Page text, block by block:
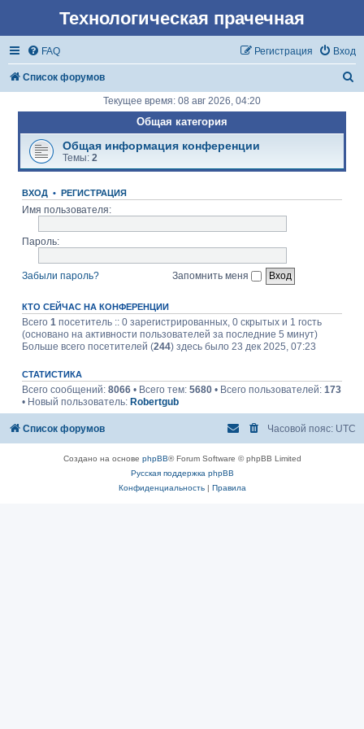
Технологическая прачечная
FAQ Вход
Регистрация
Список форумов
Текущее время: 08 авг 2026, 04:20
Общая категория
Общая информация конференции
Темы: 2
ВХОД• РЕГИСТРАЦИЯ
Имя пользователя:
Пароль:
Забыли пароль? Запомнить меня
КТО СЕЙЧАС НА КОНФЕРЕНЦИИ
Всего 1посетитель :: 0 зарегистрированных, 0 скрытых и 1 гость
(основано на активности пользователей за последние 5 минут)
Больше всего посетителей (244) здесь было 23 дек 2025, 07:23
СТАТИСТИКА
Всего сообщений: 8066• Всего тем: 5680• Всего пользователей: 173
• Новый пользователь: Robertgub
Список форумов Часовой пояс: UTC
Создано на основе phpBB® Forum Software © phpBB Limited
Русская поддержка phpBB
Конфиденциальность| Правила